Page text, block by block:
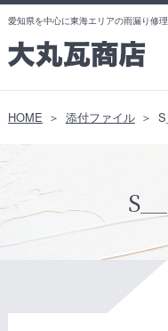
愛知県を中心に東海エリアの雨漏り修理
HOME 添付ファイル